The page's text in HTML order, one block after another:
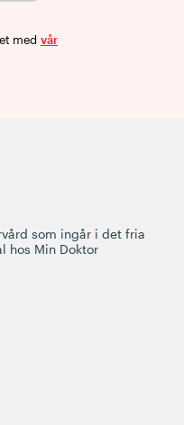
med vår
som ingår i det fria
hos Min Doktor